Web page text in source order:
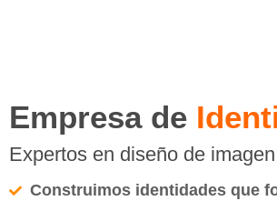
Empresa de
Expertos en diseño de
Construimos identidades que